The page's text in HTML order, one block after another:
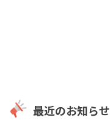
最近のお知らせ